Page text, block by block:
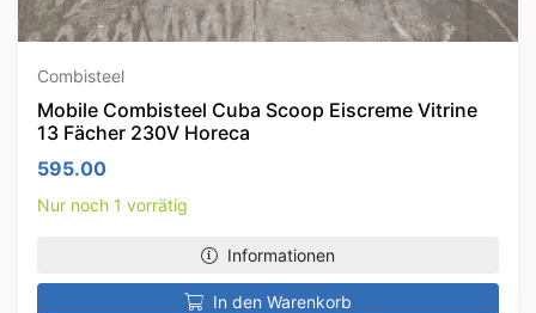
Combisteel
Mobile Combisteel Cuba Scoop Eiscreme Vitrine
13 Fächer 230V Horeca
595.00
Nur noch 1 vorrätig
Informationen
In den Warenkorb